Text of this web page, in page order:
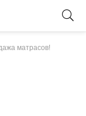
матрасов!